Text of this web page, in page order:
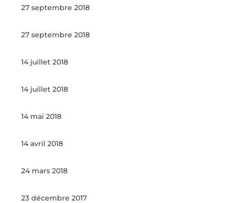
27 septembre 2018
27 septembre 2018
14 juillet 2018
14 juillet 2018
14 mai 2018
14 avril 2018
24 mars 2018
23 décembre 2017